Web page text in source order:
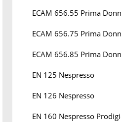
ECAM 656.55 Prima
ECAM 656.75 Prima
ECAM 656.85 Prima
EN 125 Nespresso
EN 126 Nespresso
EN 160 Nespresso